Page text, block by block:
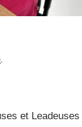
et Leadeuses